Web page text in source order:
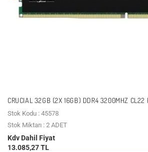
CRUCIAL 32GB (2X 16GB) DDR4 3200MHZ CL22
CP2K16G4DFRA32A SOĞUTUCULU
Stok Kodu : 45578
Stok Miktarı : 2 ADET
Kdv Dahil Fiyat
13.085,27 TL